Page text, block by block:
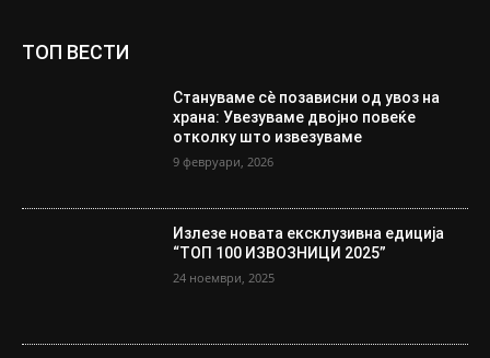
ТОП ВЕСТИ
Стануваме сè позависни од увоз на
храна: Увезуваме двојно повеќе
отколку што извезуваме
9 февруари, 2026
Излезе новата ексклузивна едиција
“ТОП 100 ИЗВОЗНИЦИ 2025”
24 ноември, 2025